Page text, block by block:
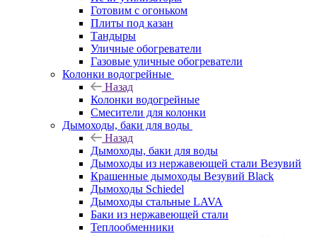
Готовим с огоньком
Плиты под казан
Тандыры
Уличные обогреватели
Газовые уличные обогреватели
Колонки водогрейные
Назад
Колонки водогрейные
Смесители для колонки
Дымоходы, баки для воды
Назад
Дымоходы, баки для воды
Дымоходы из нержавеющей стали Везувий
Крашенные дымоходы Везувий Black
Дымоходы Schiedel
Дымоходы стальные LAVA
Баки из нержавеющей стали
Теплообменники